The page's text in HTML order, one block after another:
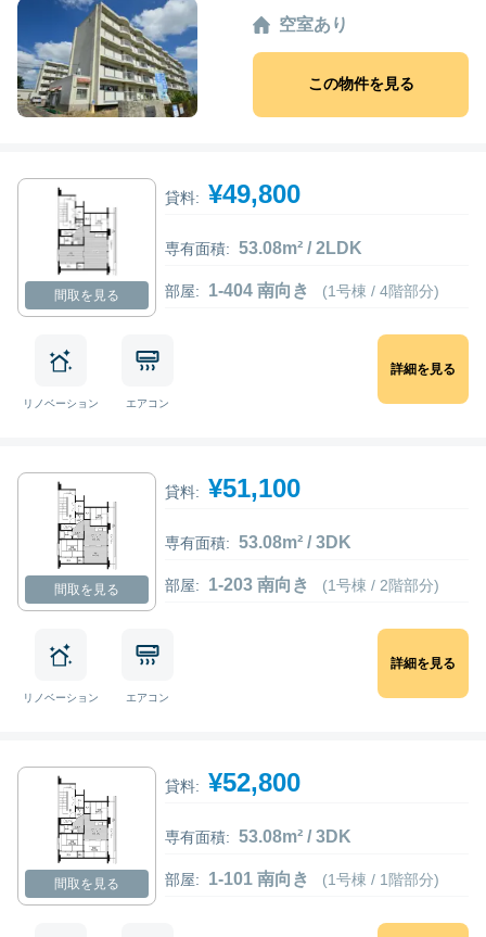
空室あり
この物件を見る
間取を見る
貸料: ¥49,800
専有面積: 53.08m² / 2LDK
部屋: 1-404 南向き (1号棟 / 4階部分)
リノベーション エアコン
詳細を見る
間取を見る
貸料: ¥51,100
専有面積: 53.08m² / 3DK
部屋: 1-203 南向き (1号棟 / 2階部分)
リノベーション エアコン
詳細を見る
間取を見る
貸料: ¥52,800
専有面積: 53.08m² / 3DK
部屋: 1-101 南向き (1号棟 / 1階部分)